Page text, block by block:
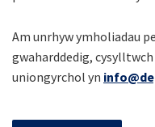
Am unrhyw ymholiadau
gwaharddedig,
uniongyrchol yn